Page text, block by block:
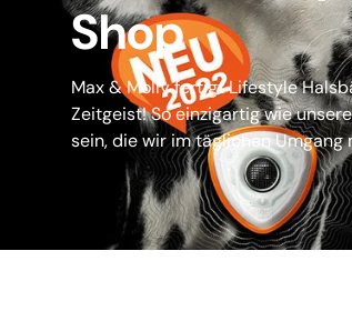
Shop
Max & Molly fertigt Lifestyle
Zeitgeist! So einzigartig wie
sein, die wir im täglichen Umgang